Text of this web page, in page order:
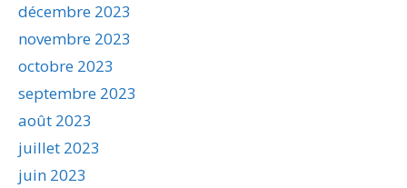
décembre 2023
novembre 2023
octobre 2023
septembre 2023
août 2023
juillet 2023
juin 2023